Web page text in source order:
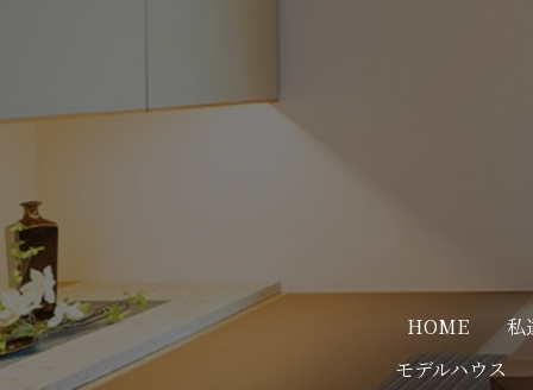
HOME
私
モデルハウス